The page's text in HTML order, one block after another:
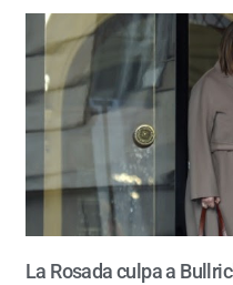
La Rosada culpa a